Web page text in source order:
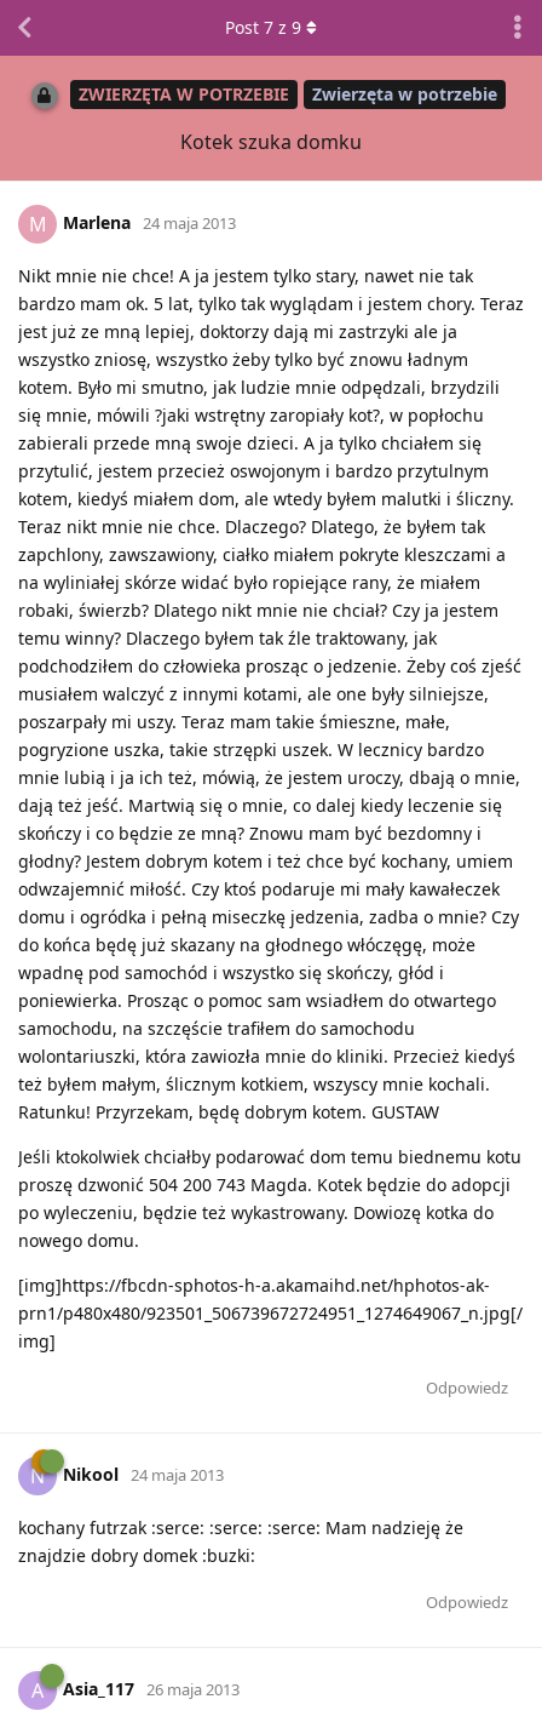
ZWIERZĘTA W POTRZEBIE Zwierzęta w potrzebie
Kotek szuka domku
Post 7 z 9
M Marlena 24 maja 2013
Nikt mnie nie chce! A ja jestem tylko stary, nawet nie tak
bardzo mam ok. 5 lat, tylko tak wyglądam i jestem chory. Teraz
jest już ze mną lepiej, doktorzy dają mi zastrzyki ale ja
wszystko zniosę, wszystko żeby tylko być znowu ładnym
kotem. Było mi smutno, jak ludzie mnie odpędzali, brzydzili
się mnie, mówili ?jaki wstrętny zaropiały kot?, w popłochu
zabierali przede mną swoje dzieci. A ja tylko chciałem się
przytulić, jestem przecież oswojonym i bardzo przytulnym
kotem, kiedyś miałem dom, ale wtedy byłem malutki i śliczny.
Teraz nikt mnie nie chce. Dlaczego? Dlatego, że byłem tak
zapchlony, zawszawiony, ciałko miałem pokryte kleszczami a
na wyliniałej skórze widać było ropiejące rany, że miałem
robaki, świerzb? Dlatego nikt mnie nie chciał? Czy ja jestem
temu winny? Dlaczego byłem tak źle traktowany, jak
podchodziłem do człowieka prosząc o jedzenie. Żeby coś zjeść
musiałem walczyć z innymi kotami, ale one były silniejsze,
poszarpały mi uszy. Teraz mam takie śmieszne, małe,
pogryzione uszka, takie strzępki uszek. W lecznicy bardzo
mnie lubią i ja ich też, mówią, że jestem uroczy, dbają o mnie,
dają też jeść. Martwią się o mnie, co dalej kiedy leczenie się
skończy i co będzie ze mną? Znowu mam być bezdomny i
głodny? Jestem dobrym kotem i też chce być kochany, umiem
odwzajemnić miłość. Czy ktoś podaruje mi mały kawałeczek
domu i ogródka i pełną miseczkę jedzenia, zadba o mnie? Czy
do końca będę już skazany na głodnego włóczęgę, może
wpadnę pod samochód i wszystko się skończy, głód i
poniewierka. Prosząc o pomoc sam wsiadłem do otwartego
samochodu, na szczęście trafiłem do samochodu
wolontariuszki, która zawiozła mnie do kliniki. Przecież kiedyś
też byłem małym, ślicznym kotkiem, wszyscy mnie kochali.
Ratunku! Przyrzekam, będę dobrym kotem. GUSTAW
Jeśli ktokolwiek chciałby podarować dom temu biednemu kotu
proszę dzwonić 504 200 743 Magda. Kotek będzie do adopcji
po wyleczeniu, będzie też wykastrowany. Dowiozę kotka do
nowego domu.
[img]https://fbcdn-sphotos-h-a.akamaihd.net/hphotos-ak-
prn1/p480x480/923501_506739672724951_1274649067_n.jpg[/
img]
Odpowiedz
N Nikool 24 maja 2013
kochany futrzak :serce: :serce: :serce: Mam nadzieję że
znajdzie dobry domek :buzki:
Odpowiedz
A Asia_117 26 maja 2013